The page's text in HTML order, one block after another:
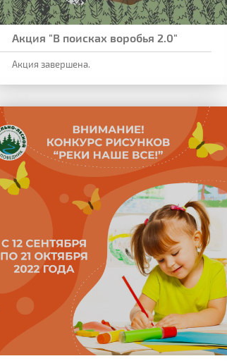
Акция "В поисках воробья 2.0"
Акция завершена.